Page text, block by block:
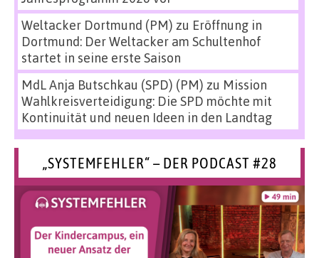
Weltacker Dortmund (PM) zu Eröffnung in
Dortmund: Der Weltacker am Schultenhof
startet in seine erste Saison
MdL Anja Butschkau (SPD) (PM) zu Mission
Wahlkreisverteidigung: Die SPD möchte mit
Kontinuität und neuen Ideen in den Landtag
„SYSTEMFEHLER“ – DER PODCAST #28